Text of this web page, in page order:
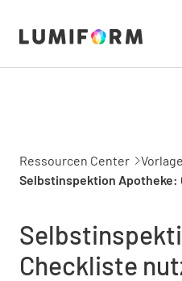
Ressourcen Center
Selbstinspektion Apotheke:
Checkliste